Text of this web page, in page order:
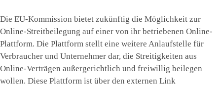
Die EU-Kommission bietet zukünftig die Möglichkeit zur
Online-Streitbeilegung auf einer von ihr betriebenen Online-
Plattform. Die Plattform stellt eine weitere Anlaufstelle für
Verbraucher und Unternehmer dar, die Streitigkeiten aus
Online-Verträgen außergerichtlich und freiwillig beilegen
wollen. Diese Plattform ist über den externen Link